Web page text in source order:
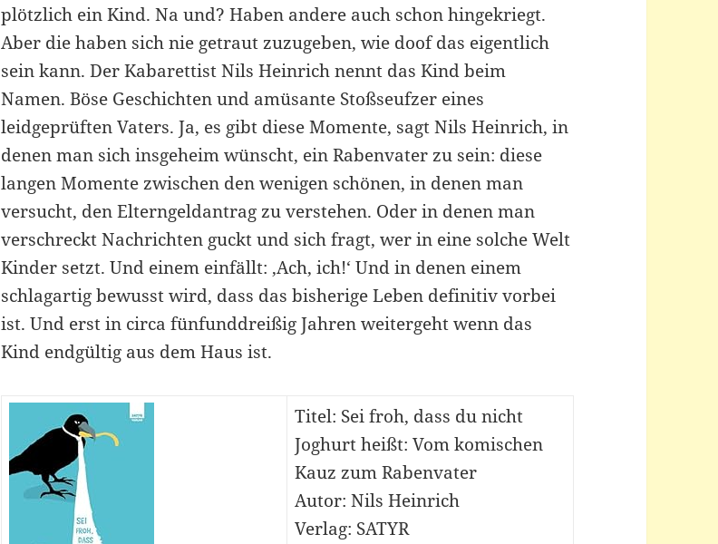
plötzlich ein Kind. Na und? Haben andere auch schon hingekriegt.
Aber die haben sich nie getraut zuzugeben, wie doof das eigentlich
sein kann. Der Kabarettist Nils Heinrich nennt das Kind beim
Namen. Böse Geschichten und amüsante Stoßseufzer eines
leidgeprüften Vaters. Ja, es gibt diese Momente, sagt Nils Heinrich, in
denen man sich insgeheim wünscht, ein Rabenvater zu sein: diese
langen Momente zwischen den wenigen schönen, in denen man
versucht, den Elterngeldantrag zu verstehen. Oder in denen man
verschreckt Nachrichten guckt und sich fragt, wer in eine solche Welt
Kinder setzt. Und einem einfällt: ‚Ach, ich!‘ Und in denen einem
schlagartig bewusst wird, dass das bisherige Leben definitiv vorbei
ist. Und erst in circa fünfunddreißig Jahren weitergeht wenn das
Kind endgültig aus dem Haus ist.
Titel: Sei froh, dass du nicht
Joghurt heißt: Vom komischen
Kauz zum Rabenvater
Autor: Nils Heinrich
Verlag: SATYR